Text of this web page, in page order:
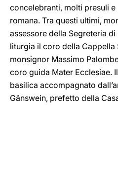
concelebranti, molti presuli
romana. Tra questi ultimi,
assessore della Segreteria
liturgia il coro della Cappella
monsignor Massimo
coro guida Mater Ecclesiae.
basilica accompagnato
Gänswein, prefetto della